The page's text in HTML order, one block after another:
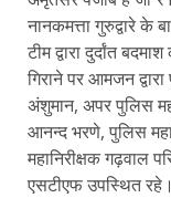
नानकमत्ता गुरुद्वारे के
टीम द्वारा दुर्दांत
गिराने पर आमजन
अंशुमान, अपर पुलिस
आनन्द भरणे, पुलिस
महानिरीक्षक गढ़वाल
एसटीएफ उपस्थित रहे।